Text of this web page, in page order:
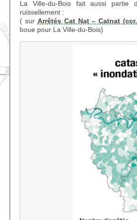
La Ville-du-Bois fait aussi partie
ruissellement :
( sur Arrêtés Cat Nat – Catnat
boue pour La Ville-du-Bois)